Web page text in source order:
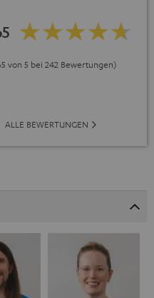
von 5 bei 242 Bewertungen)
ALLE BEWERTUNGEN